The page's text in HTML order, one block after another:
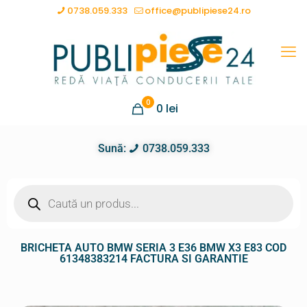
0738.059.333 office@publipiese24.ro
0 0 lei
Sună: 0738.059.333
BRICHETA AUTO BMW SERIA 3 E36 BMW X3 E83 COD
61348383214 FACTURA SI GARANTIE